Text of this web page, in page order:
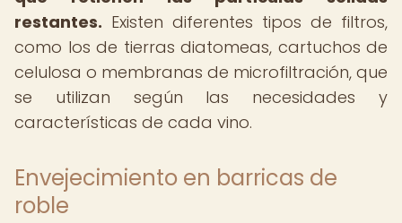
restantes. Existen diferentes tipos de filtros,
como los de tierras diatomeas, cartuchos de
celulosa o membranas de microfiltración, que
se utilizan según las necesidades y
características de cada vino.
Envejecimiento en barricas de
roble